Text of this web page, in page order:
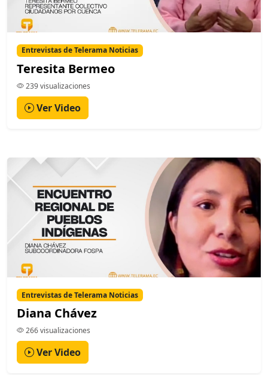
Entrevistas de Telerama Noticias
Teresita Bermeo
239 visualizaciones
Ver Video
Entrevistas de Telerama Noticias
Diana Chávez
266 visualizaciones
Ver Video